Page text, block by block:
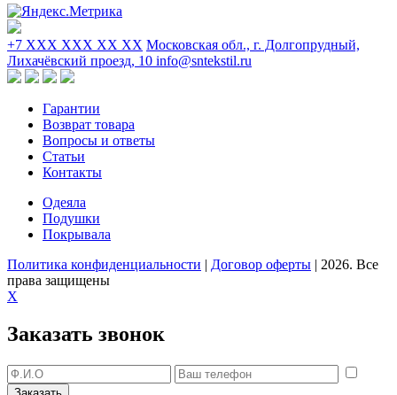
+7 XXX XXX XX XX Московская обл., г. Долгопрудный,
Лихачёвский проезд, 10 info@sntekstil.ru
Гарантии
Возврат товара
Вопросы и ответы
Статьи
Контакты
Одеяла
Подушки
Покрывала
Политика конфиденциальности | Договор оферты | 2026. Все
права защищены
X
Заказать звонок